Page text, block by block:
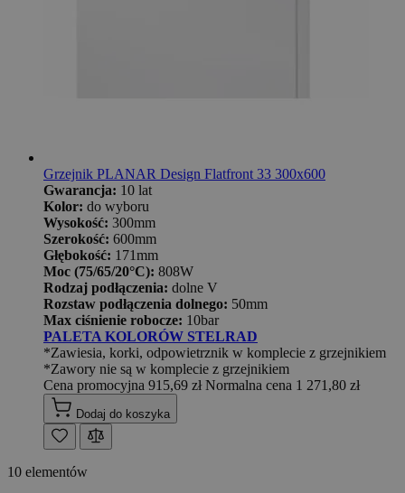
Grzejnik PLANAR Design Flatfront 33 300x600
Gwarancja: 10 lat
Kolor: do wyboru
Wysokość: 300mm
Szerokość: 600mm
Głębokość: 171mm
Moc (75/65/20°C): 808W
Rodzaj podłączenia: dolne V
Rozstaw podłączenia dolnego: 50mm
Max ciśnienie robocze: 10bar
PALETA KOLORÓW STELRAD
*Zawiesia, korki, odpowietrznik w komplecie z grzejnikiem
*Zawory nie są w komplecie z grzejnikiem
Cena promocyjna 915,69 zł Normalna cena 1 271,80 zł
Dodaj do koszyka
10 elementów